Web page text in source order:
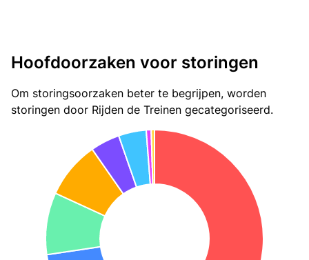
Hoofdoorzaken voor storingen
Om storingsoorzaken beter te begrijpen, worden
storingen door Rijden de Treinen gecategoriseerd.